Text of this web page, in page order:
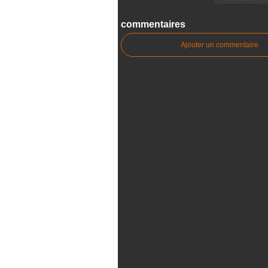
commentaires
Ajouter un commentaire